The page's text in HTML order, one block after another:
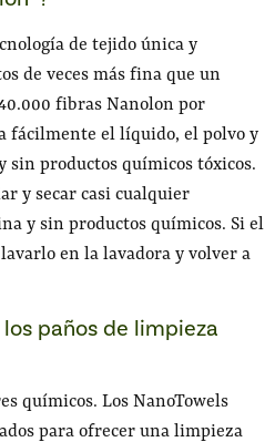
de tejido única y
de veces más fina que un
fibras Nanolon por
fácilmente el líquido, el polvo y
sin productos químicos tóxicos.
y secar casi cualquier
y sin productos químicos. Si el
en la lavadora y volver a
paños de limpieza
químicos. Los NanoTowels
para ofrecer una limpieza